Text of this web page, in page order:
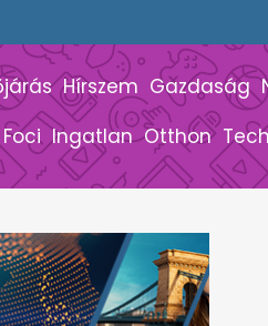
Hírszem Gazdaság
Foci Ingatlan Otthon Tech